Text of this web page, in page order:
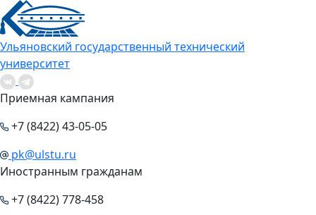
Ульяновский государственный технический
университет
Приемная кампания
+7 (8422) 43-05-05
pk@ulstu.ru
Иностранным гражданам
+7 (8422) 778-458